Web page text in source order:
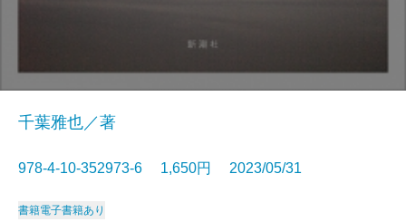
千葉雅也／著
978-4-10-352973-6 1,650円 2023/05/31
書籍電子書籍あり